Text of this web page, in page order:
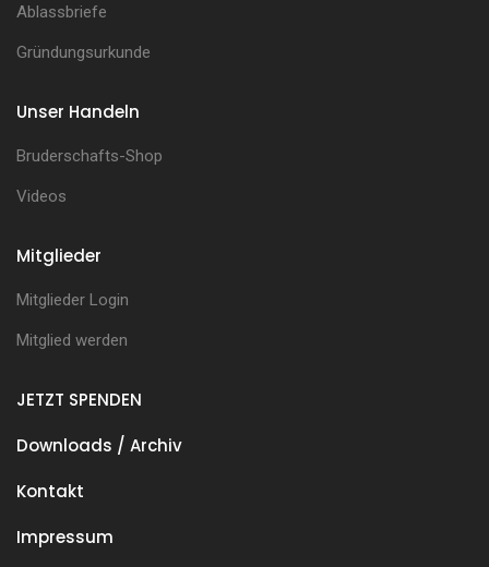
Ablassbriefe
Gründungsurkunde
Unser Handeln
Bruderschafts-Shop
Videos
Mitglieder
Mitglieder Login
Mitglied werden
JETZT SPENDEN
Downloads / Archiv
Kontakt
Impressum